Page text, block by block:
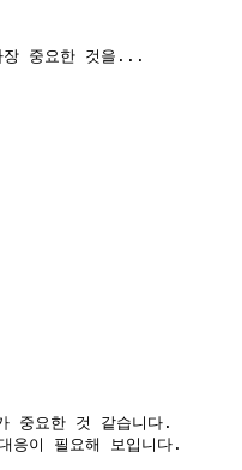
장 중요한 것을...
중요한 것 같습니다.